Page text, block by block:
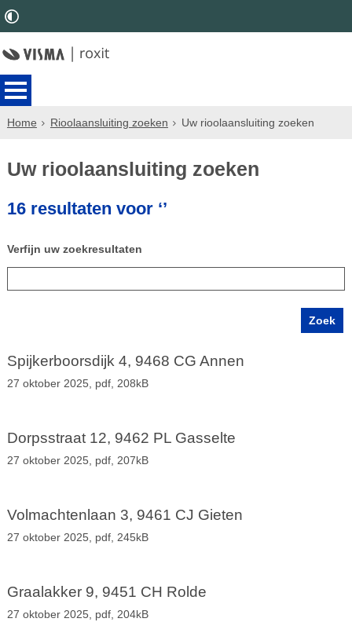
Home Rioolaansluiting zoeken Uw rioolaansluiting zoeken
Uw rioolaansluiting zoeken
16 resultaten voor ‘’
Verfijn uw zoekresultaten
Spijkerboorsdijk 4, 9468 CG Annen
27 oktober 2025, pdf, 208kB
Dorpsstraat 12, 9462 PL Gasselte
27 oktober 2025, pdf, 207kB
Volmachtenlaan 3, 9461 CJ Gieten
27 oktober 2025, pdf, 245kB
Graalakker 9, 9451 CH Rolde
27 oktober 2025, pdf, 204kB